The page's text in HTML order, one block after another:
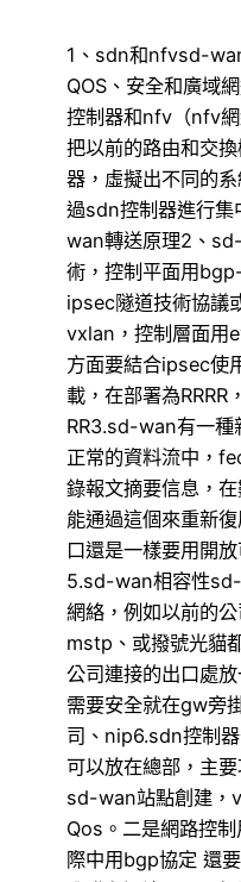
1、sdn和nfvsd-
QOS、安全和廣域
控制器和nfv（nfv
把以前的路由和交
器，虛擬出不同的
過sdn控制器進行
wan轉送原理2、
術，控制平面用
ipsec隧道技術協議
vxlan，控制層面用
方面要結合ipsec使
載，在部署為RRRR
RR3.sd-wan有一種
正常的資料流中，
錄報文摘要信息，
能通過這個來重新
口還是一樣要用開
5.sd-wan相容性
網絡，例如以前的
mstp、或撥號光貓
公司連接的出口處
需要安全就在gw旁
司、nip6.sdn控制
可以放在總部，主
sd-wan站點創建，
Qos。二是網路控
際中用bgp協定 還